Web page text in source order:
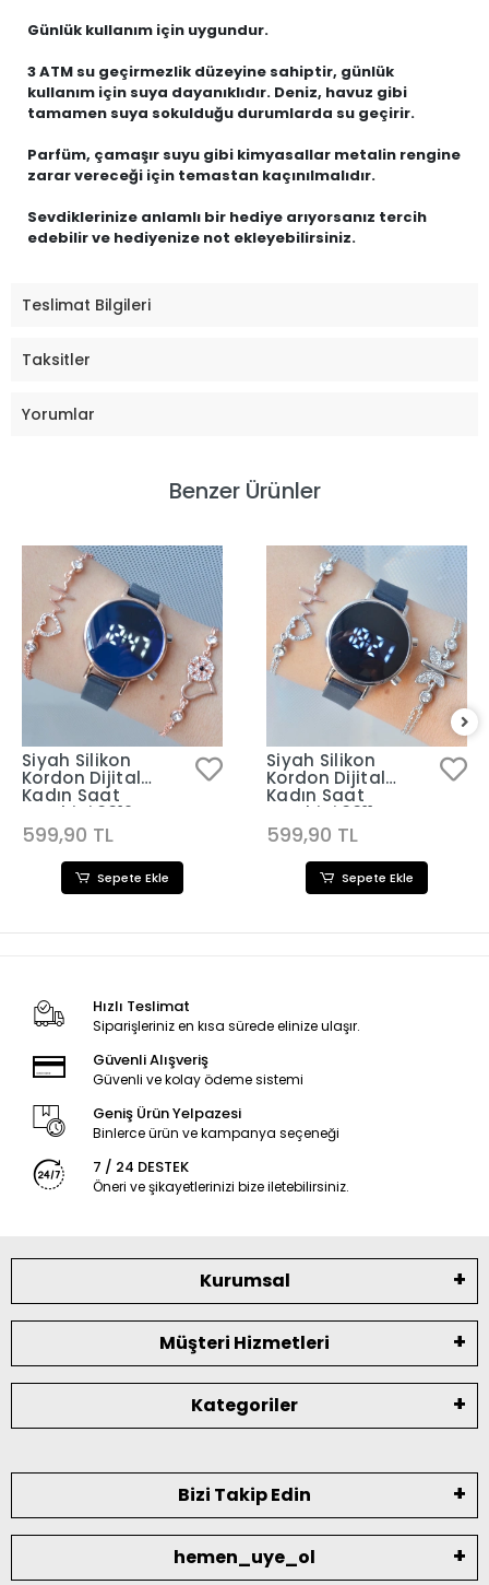
Günlük kullanım için uygundur.
3 ATM su geçirmezlik düzeyine sahiptir, günlük
kullanım için suya dayanıklıdır. Deniz, havuz gibi
tamamen suya sokulduğu durumlarda su geçirir.
Parfüm, çamaşır suyu gibi kimyasallar metalin rengine
zarar vereceği için temastan kaçınılmalıdır.
Sevdiklerinize anlamlı bir hediye arıyorsanız tercih
edebilir ve hediyenize not ekleyebilirsiniz.
Teslimat Bilgileri
Taksitler
Yorumlar
Benzer Ürünler
Siyah Silikon
Kordon Dijital
Kadın Saat
Kombini 3312
599,90 TL
Sepete Ekle
Siyah Silikon
Kordon Dijital
Kadın Saat
Kombini 3311
599,90 TL
Sepete Ekle
Hızlı Teslimat
Siparişleriniz en kısa sürede elinize ulaşır.
Güvenli Alışveriş
Güvenli ve kolay ödeme sistemi
Geniş Ürün Yelpazesi
Binlerce ürün ve kampanya seçeneği
7 / 24 DESTEK
Öneri ve şikayetlerinizi bize iletebilirsiniz.
Kurumsal
Müşteri Hizmetleri
Kategoriler
Bizi Takip Edin
hemen_uye_ol